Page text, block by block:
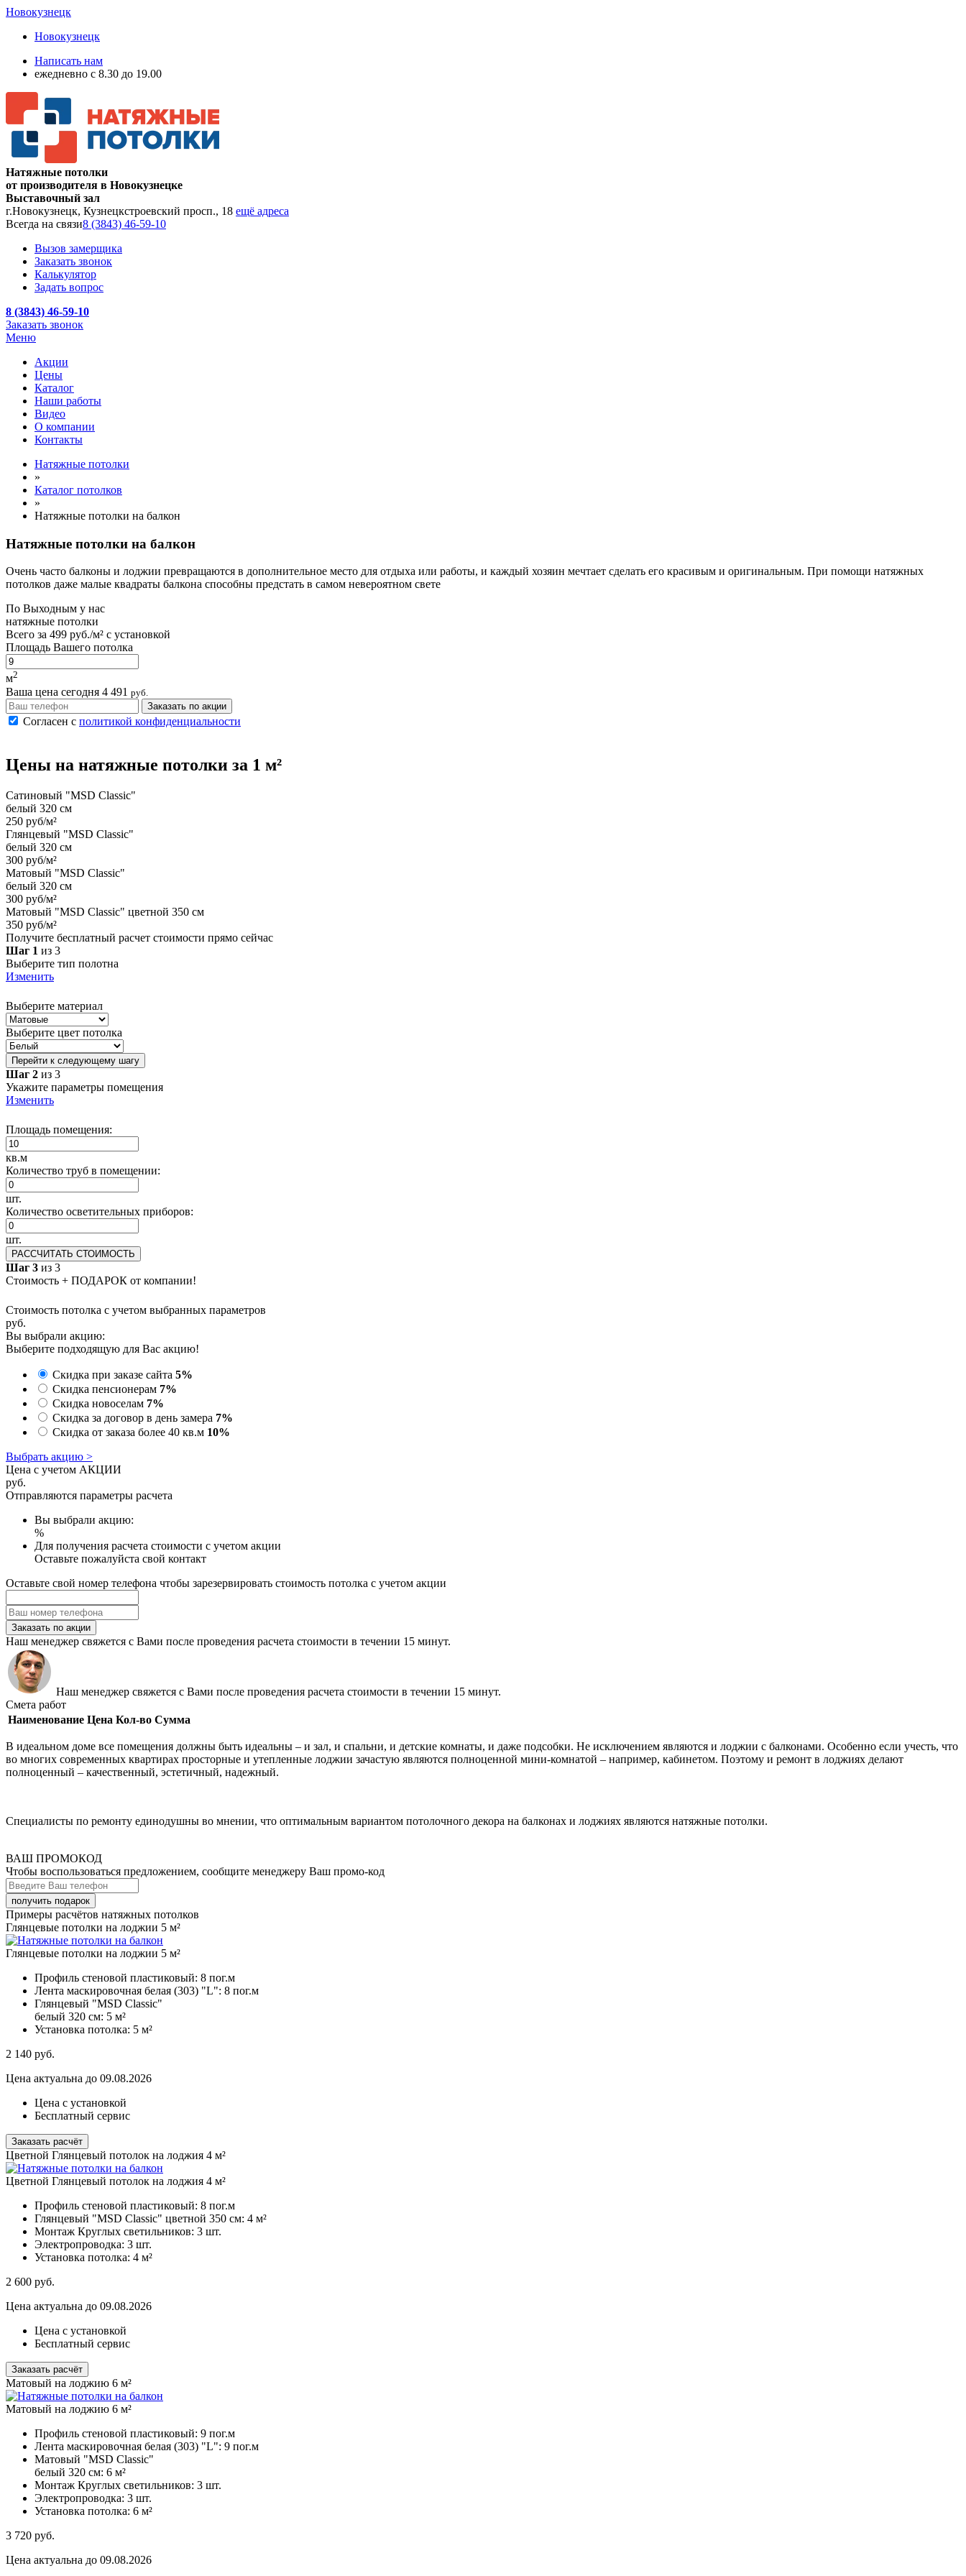
Новокузнецк
Новокузнецк
Написать нам
ежедневно с 8.30 до 19.00
Натяжные потолки
от производителя в Новокузнецке
Выставочный зал
г.Новокузнецк, Кузнецкстроевский просп., 18 ещё адреса
Всегда на связи8 (3843) 46-59-10
Вызов замерщика
Заказать звонок
Калькулятор
Задать вопрос
8 (3843) 46-59-10
Заказать звонок
Меню
Акции
Цены
Каталог
Наши работы
Видео
О компании
Контакты
Натяжные потолки
»
Каталог потолков
»
Натяжные потолки на балкон
Натяжные потолки на балкон
Очень часто балконы и лоджии превращаются в дополнительное место для отдыха или работы, и каждый хозяин мечтает сделать его красивым и оригинальным. При помощи натяжных
потолков даже малые квадраты балкона способны предстать в самом невероятном свете
По Выходным у нас
натяжные потолки
Всего за 499 руб./м² с установкой
Площадь Вашего потолка
м2
Ваша цена сегодня 4 491 руб.
Заказать по акции
Согласен с политикой конфиденциальности
Цены на натяжные потолки за 1 м²
Сатиновый "MSD Classic"
белый 320 см
250 руб/м²
Глянцевый "MSD Classic"
белый 320 см
300 руб/м²
Матовый "MSD Classic"
белый 320 см
300 руб/м²
Матовый "MSD Classic" цветной 350 см
350 руб/м²
Получите бесплатный расчет стоимости прямо сейчас
Шаг 1 из 3
Выберите тип полотна
Изменить
Выберите материал
Выберите цвет потолка
Перейти к следующему шагу
Шаг 2 из 3
Укажите параметры помещения
Изменить
Площадь помещения:
кв.м
Количество труб в помещении:
шт.
Количество осветительных приборов:
шт.
РАССЧИТАТЬ СТОИМОСТЬ
Шаг 3 из 3
Стоимость + ПОДАРОК от компании!
Стоимость потолка с учетом выбранных параметров
руб.
Вы выбрали акцию:
Выберите подходящую для Вас акцию!
Скидка при заказе сайта 5%
Скидка пенсионерам 7%
Скидка новоселам 7%
Скидка за договор в день замера 7%
Скидка от заказа более 40 кв.м 10%
Выбрать акцию >
Цена с учетом АКЦИИ
руб.
Отправляются параметры расчета
Вы выбрали акцию:
%
Для получения расчета стоимости с учетом акции
Оставьте пожалуйста свой контакт
Оставьте свой номер телефона чтобы зарезервировать стоимость потолка с учетом акции
Заказать по акции
Наш менеджер свяжется с Вами после проведения расчета стоимости в течении 15 минут.
Наш менеджер свяжется с Вами после проведения расчета стоимости в течении 15 минут.
Смета работ
Наименование Цена Кол-во Сумма
В идеальном доме все помещения должны быть идеальны – и зал, и спальни, и детские комнаты, и даже подсобки. Не исключением являются и лоджии с балконами. Особенно если учесть, что
во многих современных квартирах просторные и утепленные лоджии зачастую являются полноценной мини-комнатой – например, кабинетом. Поэтому и ремонт в лоджиях делают
полноценный – качественный, эстетичный, надежный.
Специалисты по ремонту единодушны во мнении, что оптимальным вариантом потолочного декора на балконах и лоджиях являются натяжные потолки.
ВАШ ПРОМОКОД
Чтобы воспользоваться предложением, сообщите менеджеру Ваш промо-код
Примеры расчётов натяжных потолков
Глянцевые потолки на лоджии 5 м²
Глянцевые потолки на лоджии 5 м²
Профиль стеновой пластиковый: 8 пог.м
Лента маскировочная белая (303) "L": 8 пог.м
Глянцевый "MSD Classic"
белый 320 см: 5 м²
Установка потолка: 5 м²
2 140 руб.
Цена актуальна до 09.08.2026
Цена с установкой
Бесплатный сервис
Заказать расчёт
Цветной Глянцевый потолок на лоджия 4 м²
Цветной Глянцевый потолок на лоджия 4 м²
Профиль стеновой пластиковый: 8 пог.м
Глянцевый "MSD Classic" цветной 350 см: 4 м²
Монтаж Круглых светильников: 3 шт.
Электропроводка: 3 шт.
Установка потолка: 4 м²
2 600 руб.
Цена актуальна до 09.08.2026
Цена с установкой
Бесплатный сервис
Заказать расчёт
Матовый на лоджию 6 м²
Матовый на лоджию 6 м²
Профиль стеновой пластиковый: 9 пог.м
Лента маскировочная белая (303) "L": 9 пог.м
Матовый "MSD Classic"
белый 320 см: 6 м²
Монтаж Круглых светильников: 3 шт.
Электропроводка: 3 шт.
Установка потолка: 6 м²
3 720 руб.
Цена актуальна до 09.08.2026